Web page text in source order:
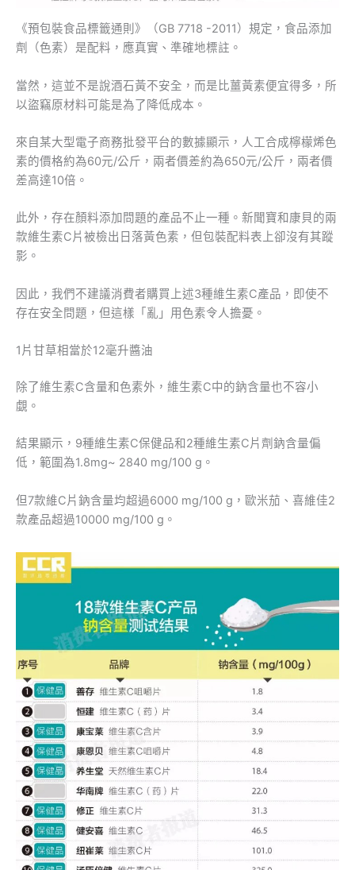
《預包裝食品標籤通則》（GB 7718 -2011）規定，食品添加
劑（色素）是配料，應真實、準確地標註。
當然，這並不是說酒石黃不安全，而是比薑黃素便宜得多，所
以盜竊原材料可能是為了降低成本。
來自某大型電子商務批發平台的數據顯示，人工合成檸檬烯色
素的價格約為60元/公斤，兩者價差約為650元/公斤，兩者價
差高達10倍。
此外，存在顏料添加問題的產品不止一種。新聞寶和康貝的兩
款維生素C片被檢出日落黃色素，但包裝配料表上卻沒有其蹤
影。
因此，我們不建議消費者購買上述3種維生素C產品，即使不
存在安全問題，但這樣「亂」用色素令人擔憂。
1片甘草相當於12毫升醬油
除了維生素C含量和色素外，維生素C中的鈉含量也不容小
覷。
結果顯示，9種維生素C保健品和2種維生素C片劑鈉含量偏
低，範圍為1.8mg~ 2840 mg/100 g。
但7款維C片鈉含量均超過6000 mg/100 g，歐米茄、喜維佳2
款產品超過10000 mg/100 g。